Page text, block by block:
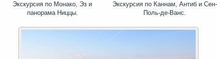
Экскурсия по Монако, Эз и
панорама Ниццы.
Экскурсия по Каннам, Антиб и Сен-
Поль-де-Ванс.